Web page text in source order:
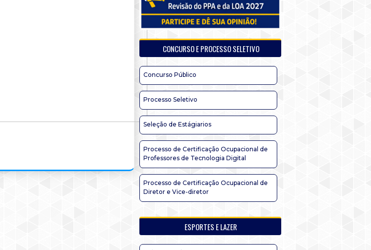
CONCURSO E PROCESSO SELETIVO
Concurso Público
Processo Seletivo
Seleção de Estágiarios
Processo de Certificação Ocupacional de
Professores de Tecnologia Digital
Processo de Certificação Ocupacional de
Diretor e Vice-diretor
ESPORTES E LAZER